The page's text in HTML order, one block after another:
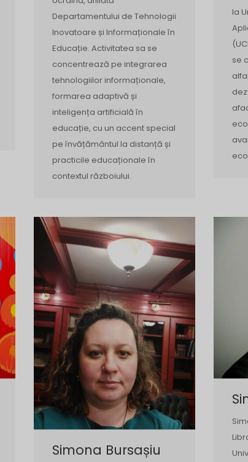
Departamentului de Tehnologii
Inovatoare și Informaționale în
Educație. Activitatea sa se
concentrează pe integrarea
tehnologiilor informaționale,
formarea adaptivă și
inteligența artificială în
educație, cu un accent special
pe învățământul la distanță și
practicile educaționale în
contextul războiului.
la
se
Simona Bursașiu